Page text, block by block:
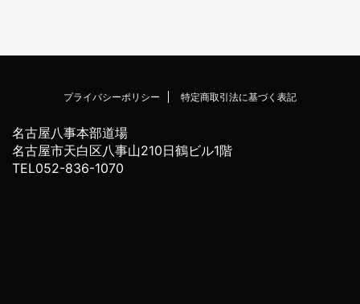
プライバシーポリシー 特定商取引法に基づく表記
名古屋八事本部道場
名古屋市天白区八事山210日鶴ビル1階
TEL052-836-1070